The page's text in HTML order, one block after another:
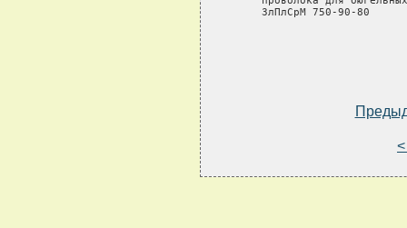
ЗлПлСрМ 750-90-80